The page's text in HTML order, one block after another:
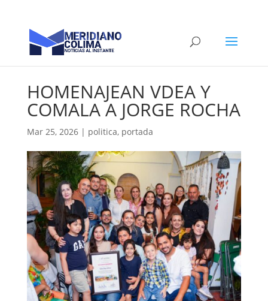
‎HOMENAJEAN VDEA Y
COMALA ‎A JORGE ROCHA
Mar 25, 2026| politica, portada